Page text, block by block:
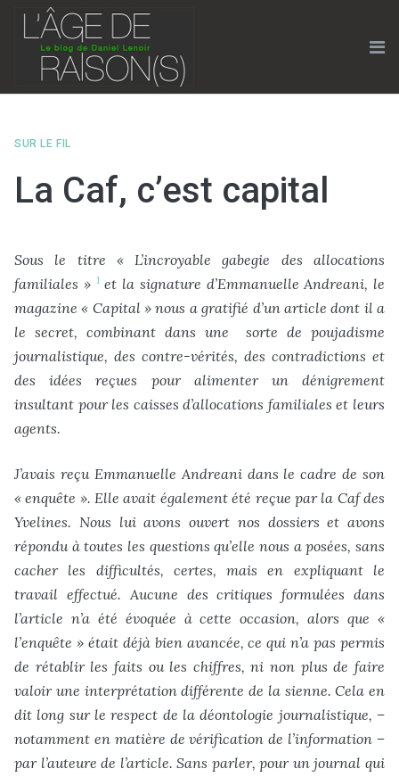
Skip
content
SUR LE FIL
La Caf, c’est capital
Sous le titre « L’incroyable gabegie des allocations
familiales » 1et la signature d’Emmanuelle Andreani, le
magazine « Capital » nous a gratifié d’un article dont il a
le secret, combinant dans une sorte de poujadisme
journalistique, des contre-vérités, des contradictions et
des idées reçues pour alimenter un dénigrement
insultant pour les caisses d’allocations familiales et leurs
agents.
J’avais reçu Emmanuelle Andreani dans le cadre de son
« enquête ». Elle avait également été reçue par la Caf des
Yvelines. Nous lui avons ouvert nos dossiers et avons
répondu à toutes les questions qu’elle nous a posées, sans
cacher les difficultés, certes, mais en expliquant le
travail effectué. Aucune des critiques formulées dans
l’article n’a été évoquée à cette occasion, alors que «
l’enquête » était déjà bien avancée, ce qui n’a pas permis
de rétablir les faits ou les chiffres, ni non plus de faire
valoir une interprétation différente de la sienne. Cela en
dit long sur le respect de la déontologie journalistique, –
notamment en matière de vérification de l’information –
par l’auteure de l’article. Sans parler, pour un journal qui